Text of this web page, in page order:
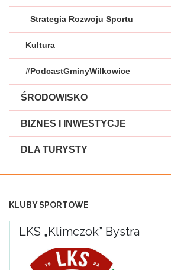
Strategia Rozwoju Sportu
Kultura
#PodcastGminyWilkowice
ŚRODOWISKO
BIZNES I INWESTYCJE
DLA TURYSTY
KLUBY SPORTOWE
LKS „Klimczok” Bystra